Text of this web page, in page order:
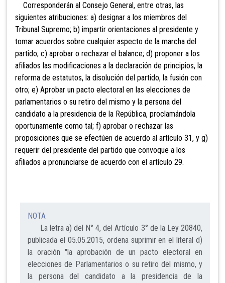
Corresponderán al Consejo General, entre otras, las
siguientes atribuciones: a) designar a los miembros del
Tribunal Supremo; b) impartir orientaciones al presidente y
tomar acuerdos sobre cualquier aspecto de la marcha del
partido; c) aprobar o rechazar el balance; d) proponer a los
afiliados las modificaciones a la declaración de principios, la
reforma de estatutos, la disolución del partido, la fusión con
otro; e) Aprobar un pacto electoral en las elecciones de
parlamentarios o su retiro del mismo y la persona del
candidato a la presidencia de la República, proclamándola
oportunamente como tal; f) aprobar o rechazar las
proposiciones que se efectúen de acuerdo al artículo 31, y g)
requerir del presidente del partido que convoque a los
afiliados a pronunciarse de acuerdo con el artículo 29.
NOTA
La letra a) del N° 4, del Artículo 3° de la Ley 20840,
publicada el 05.05.2015, ordena suprimir en el literal d)
la oración "la aprobación de un pacto electoral en
elecciones de Parlamentarios o su retiro del mismo, y
la persona del candidato a la presidencia de la